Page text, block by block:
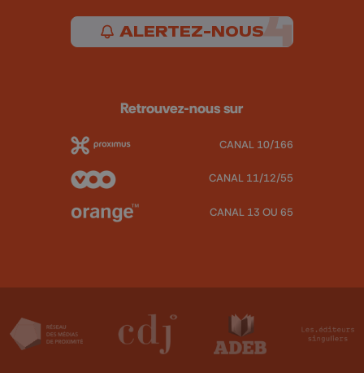
ALERTEZ-NOUS
Retrouvez-nous sur
CANAL 10/166
CANAL 11/12/55
CANAL 13 OU 65